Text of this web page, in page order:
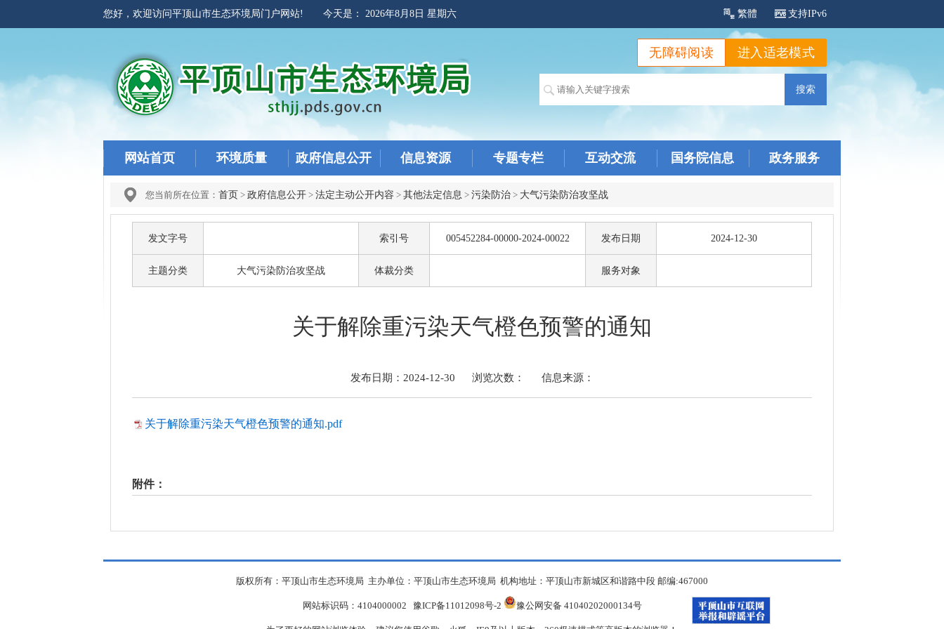
您好，欢迎访问平顶山市生态环境局门户网站! 今天是： 2026年8月8日 星期六 繁體 支持IPv6
进入适老模式
无障碍阅读
网站首页 环境质量 政府信息公开 信息资源 专题专栏 互动交流 国务院信息 政务服务
您当前所在位置： 首页 > 政府信息公开 > 法定主动公开内容 > 其他法定信息 > 污染防治 > 大气污染防治攻坚战
发文字号 索引号 005452284-00000-2024-00022 发布日期 2024-12-30
主题分类 大气污染防治攻坚战 体裁分类 服务对象
关于解除重污染天气橙色预警的通知
发布日期：2024-12-30 浏览次数： 信息来源：
关于解除重污染天气橙色预警的通知.pdf
附件：
版权所有：平顶山市生态环境局 主办单位：平顶山市生态环境局 机构地址：平顶山市新城区和谐路中段 邮编:467000
网站标识码：4104000002 豫ICP备11012098号-2 豫公网安备 41040202000134号